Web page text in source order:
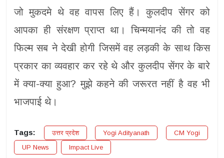
जो मुकदमे थे वह वापस लिए हैं। कुलदीप सेंगर को
आपका ही संरक्षण प्राप्त था। चिन्मयानंद की तो वह
फिल्म सब ने देखी होगी जिसमें वह लड़की के साथ किस
प्रकार का व्यवहार कर रहे थे और कुलदीप सेंगर के बारे
में क्या-क्या हुआ? मुझे कहने की जरूरत नहीं है वह भी
भाजपाई थे।
Tags: उत्तर प्रदेश Yogi Adityanath
CM Yogi
UP News
Impact Live